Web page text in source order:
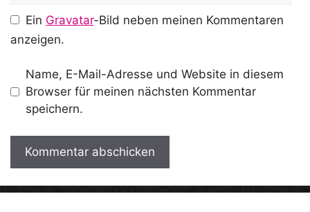
Ein Gravatar-Bild neben meinen Kommentaren
anzeigen.
Name, E-Mail-Adresse und Website in diesem
Browser für meinen nächsten Kommentar
speichern.
A